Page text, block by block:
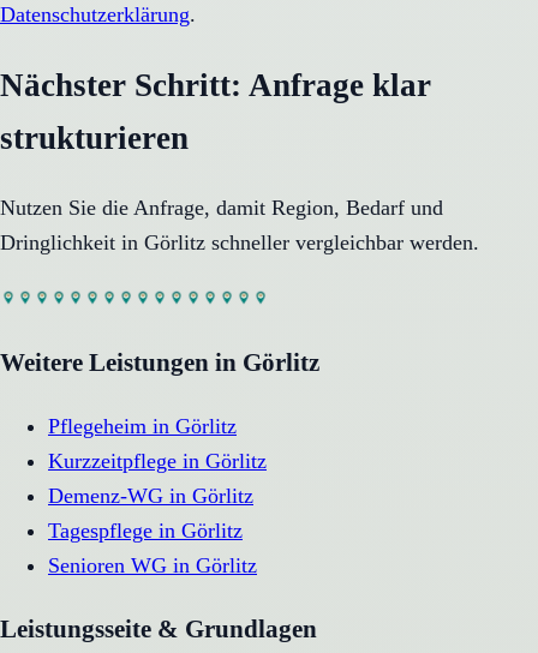
Datenschutzerklärung.
Nächster Schritt: Anfrage klar
strukturieren
Nutzen Sie die Anfrage, damit Region, Bedarf und
Dringlichkeit in Görlitz schneller vergleichbar werden.
Weitere Leistungen in Görlitz
Pflegeheim in Görlitz
Kurzzeitpflege in Görlitz
Demenz-WG in Görlitz
Tagespflege in Görlitz
Senioren WG in Görlitz
Leistungsseite & Grundlagen